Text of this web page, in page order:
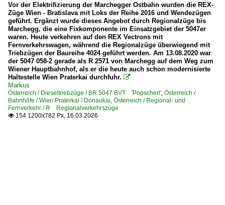
Vor der Elektrifizierung der Marchegger Ostbahn wurden die REX-
Züge Wien - Bratislava mit Loks der Reihe 2016 und Wendezügen
geführt. Ergänzt wurde dieses Angebot durch Regionalzüge bis
Marchegg, die eine Fixkomponente im Einsatzgebiet der 5047er
waren. Heute verkehren auf den REX Vectrons mit
Fernverkehrswagen, während die Regionalzüge überwiegend mit
Triebzügen der Baureihe 4024 geführt werden. Am 13.08.2020 war
der 5047 058-2 gerade als R 2571 von Marchegg auf dem Weg zum
Wiener Hauptbahnhof, als er die heute auch schon modernisierte
Haltestelle Wien Praterkai durchfuhr. 
Markus
Österreich / Dieseltriebzüge / BR 5047 BVT 'Popscherl' Österreich /
Bahnhöfe / Wien Praterkai / Donaukai Österreich / Regional- und
Fernverkehr / R Regionalverkehrszüge
 154 1200x782 Px, 16.03.2026